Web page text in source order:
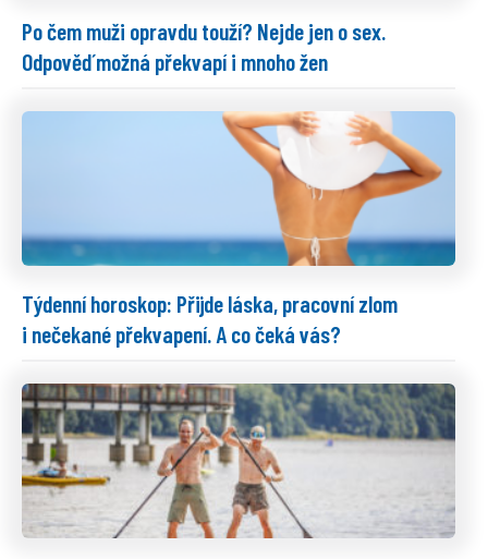
Po čem muži opravdu touží? Nejde jen o sex.
Odpověď možná překvapí i mnoho žen
Týdenní horoskop: Přijde láska, pracovní zlom
i nečekané překvapení. A co čeká vás?